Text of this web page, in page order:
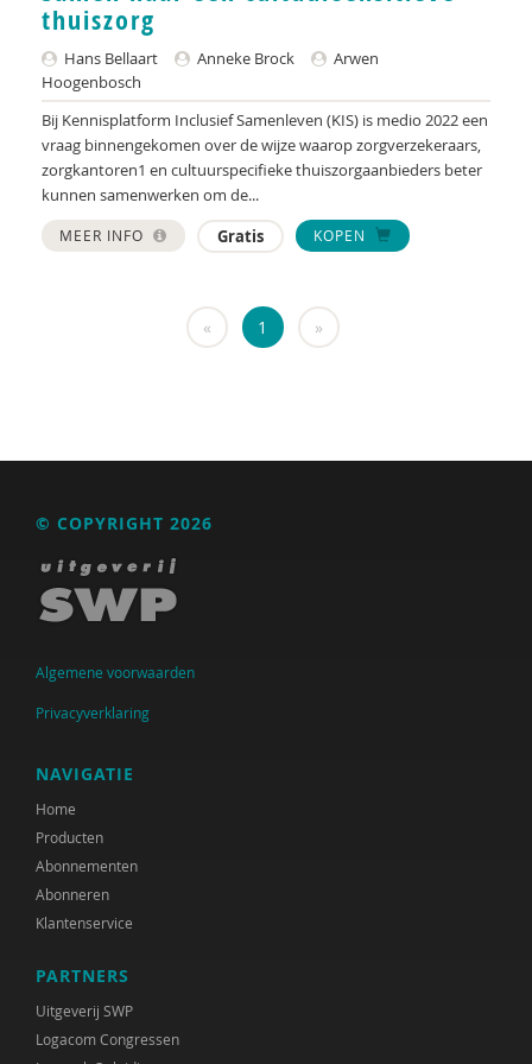
Jos van der Horst
Verwey-Jonker Instituut
Ministeries van Justitie en Veiligheid &
Volksgezondheid, Welzijn en Sport
Paul Kop
Christa Nieuwboer
Rianne van der Aa
thuiszorg
Hans Bellaart Anneke Brock
Arwen
Hoogenbosch
Bij Kennisplatform Inclusief Samenleven (KIS) is medio 2022 een
vraag binnengekomen over de wijze waarop zorgverzekeraars,
zorgkantoren1 en cultuurspecifieke thuiszorgaanbieders beter
kunnen samenwerken om de...
MEER INFO Gratis KOPEN
« 1 »
© COPYRIGHT 2026
Algemene voorwaarden
Privacyverklaring
NAVIGATIE
Home
Producten
Abonnementen
Abonneren
Klantenservice
PARTNERS
Uitgeverij SWP
Logacom Congressen